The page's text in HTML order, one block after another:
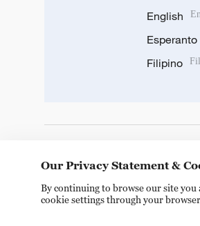
English
Esperanto
Filipino
Our Privacy Statement &
By continuing to browse our site you
cookie settings through your